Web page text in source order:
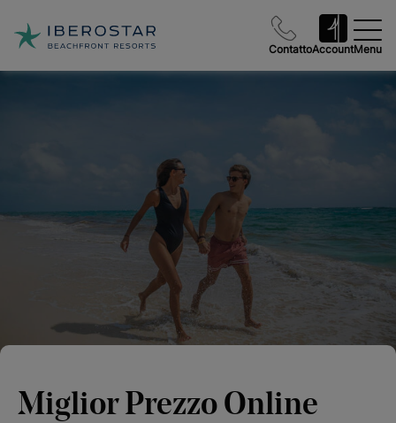
ContattoAccountMenu
Miglior Prezzo Online